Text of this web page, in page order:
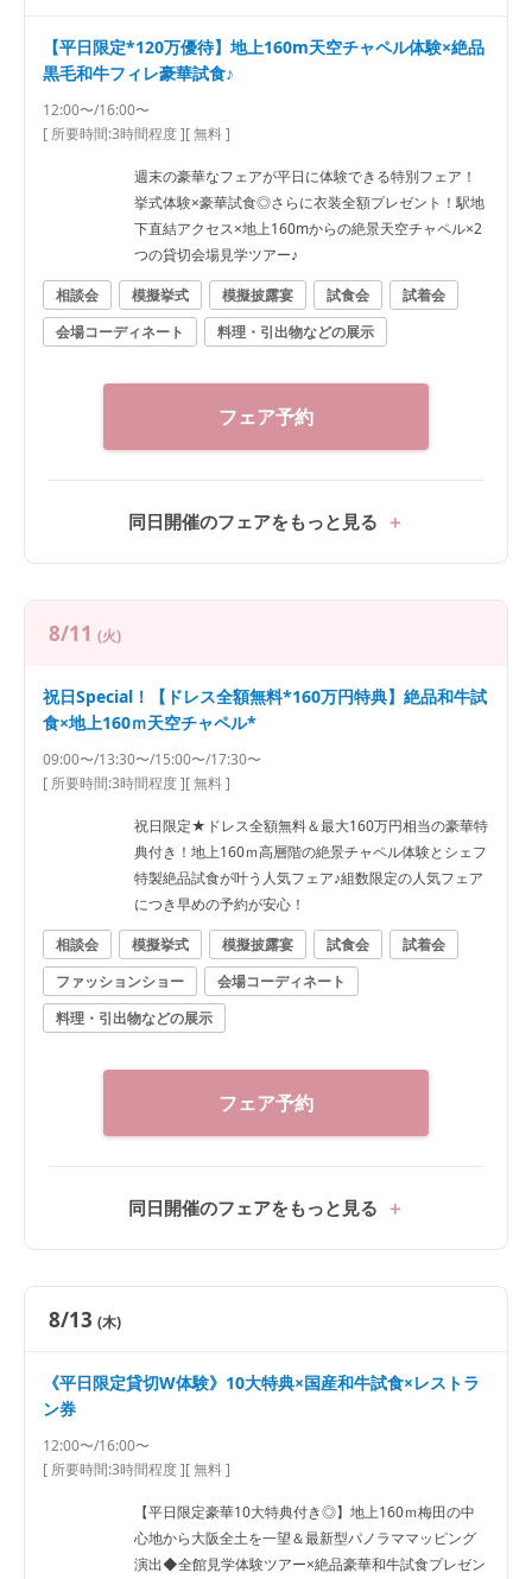
【平日限定*120万優待】地上160m天空チャペル体験×絶品
黒毛和牛フィレ豪華試食♪
12:00〜/16:00〜
[ 所要時間:3時間程度][ 無料 ]
週末の豪華なフェアが平日に体験できる特別フェア！
挙式体験×豪華試食◎さらに衣装全額プレゼント！駅地
下直結アクセス×地上160mからの絶景天空チャペル×2
つの貸切会場見学ツアー♪
相談会
模擬挙式 模擬披露宴 試食会
試着会
会場コーディネート
料理・引出物などの展示
フェア予約
同日開催のフェアをもっと見る
8/11 (火)
祝日Special！【ドレス全額無料*160万円特典】絶品和牛試
食×地上160ｍ天空チャペル*
09:00〜/13:30〜/15:00〜/17:30〜
[ 所要時間:3時間程度][ 無料 ]
祝日限定★ドレス全額無料＆最大160万円相当の豪華特
典付き！地上160ｍ高層階の絶景チャペル体験とシェフ
特製絶品試食が叶う人気フェア♪組数限定の人気フェア
につき早めの予約が安心！
相談会
模擬挙式 模擬披露宴 試食会
試着会
ファッションショー
会場コーディネート
料理・引出物などの展示
フェア予約
同日開催のフェアをもっと見る
8/13 (木)
《平日限定貸切W体験》10大特典×国産和牛試食×レストラ
ン券
12:00〜/16:00〜
[ 所要時間:3時間程度][ 無料 ]
【平日限定豪華10大特典付き◎】地上160ｍ梅田の中
心地から大阪全土を一望＆最新型パノラママッピング
演出◆全館見学体験ツアー×絶品豪華和牛試食プレゼン